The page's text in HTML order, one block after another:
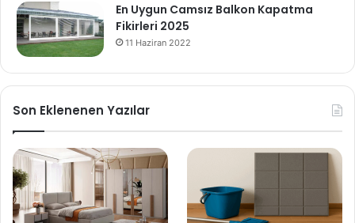
En Uygun Camsız Balkon Kapatma
Fikirleri 2025
11 Haziran 2022
Son Eklenenen Yazılar